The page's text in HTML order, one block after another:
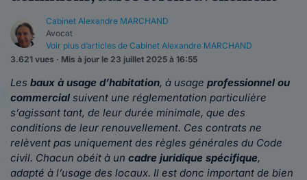
Cabinet Alexandre MARCHAND
Avocat
Voir plus d’articles de Cabinet Alexandre MARCHAND
3.621 vues · Mis à jour le 23 juillet 2025 à 16:55
Les baux à usage d’habitation, à usage professionnel ou
commercial suivent une réglementation particulière
s’agissant tant, de leur durée minimale, que des
conditions de leur renouvellement. Ces contrats ne
relèvent pas uniquement des règles générales du Code
civil. Chacun obéit à un cadre juridique spécifique,
adapté à l’usage des locaux. Il est donc important de bien